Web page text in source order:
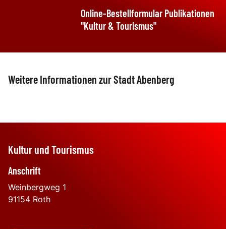
Online-Bestellformular Publikationen
"Kultur & Tourismus"
Weitere Informationen zur Stadt Abenberg
Kultur und Tourismus
Anschrift
Weinbergweg 1
91154 Roth